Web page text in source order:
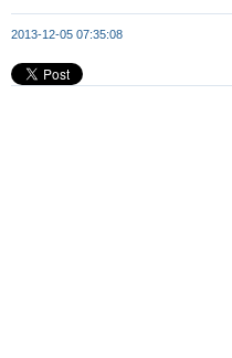
2013-12-05 07:35:08